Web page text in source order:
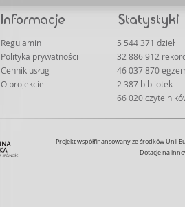
Regulamin
Polityka prywatności
Cennik usług
O projekcie
5 544 371 dzieł
32 886 912
46 037 870
2 387 bibliotek
66 020
Projekt współfinansowany ze środków Unii
Dotacje na